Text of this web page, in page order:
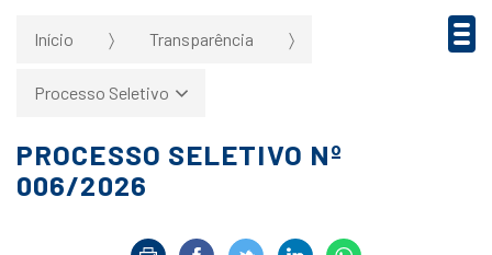
Início Transparência
Processo Seletivo
PROCESSO SELETIVO Nº
006/2026